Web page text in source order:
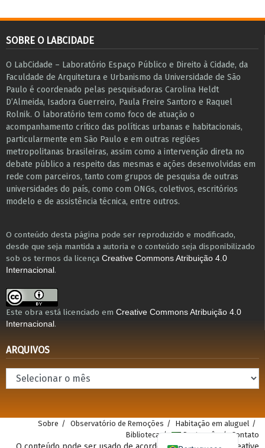
SOBRE O LABCIDADE
O LabCidade – Laboratório Espaço Público e Direito à Cidade, da
Faculdade de Arquitetura e Urbanismo da Universidade de São
Paulo é coordenado pelas pesquisadoras Carolina Heldt
D’Almeida, Isadora Guerreiro, Paula Freire Santoro e Raquel
Rolnik. O laboratório tem como foco de atuação o
acompanhamento crítico das políticas urbanas e habitacionais,
particularmente em São Paulo e ​em outras regiões
metropolitanas brasileiras, assim como a intervenção direta no
debate público a respeito das mesmas e ações desenvolvidas em
r​e​de com parceiros, tanto com grupos de pesquisa ​de outras
universidades do país, como com ONGs, coletivos, escritórios
modelo e de assistência técnica​, entre outros​.
O conteúdo desta página pode ser reproduzido e modificado,
desde que seja mantida a autoria e o conteúdo seja disponibilizado
sob os termos da licença Creative Commons Atribuição 4.0
Internacional .
Este obra está licenciado em Creative Commons Atribuição 4.0
Internacional .
ARQUIVOS
Arquivos
Sobre Observatório de Remoções
Habitação em aluguel
Biblioteca
Português Contato